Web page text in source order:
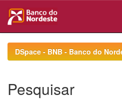
navigationDSpace - BNB - Banco do
Pesquisar